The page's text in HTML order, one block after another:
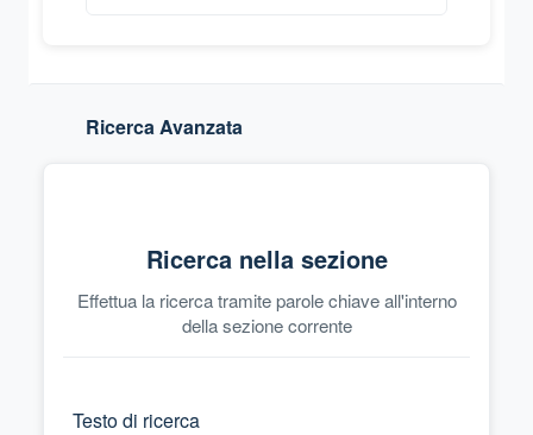
Ricerca Avanzata
Ricerca nella sezione
Effettua la ricerca tramite parole chiave all'interno
della sezione corrente
Testo di ricerca